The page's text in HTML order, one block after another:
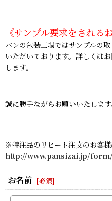
《サンプル要求をされる
パンの包装工場ではサンプルの
いただいております。詳しくは
します。
誠に勝手ながらお願いいたします
※特注品のリピート注文のお客様
http://www.pansizai.jp/
お名前 [必須]